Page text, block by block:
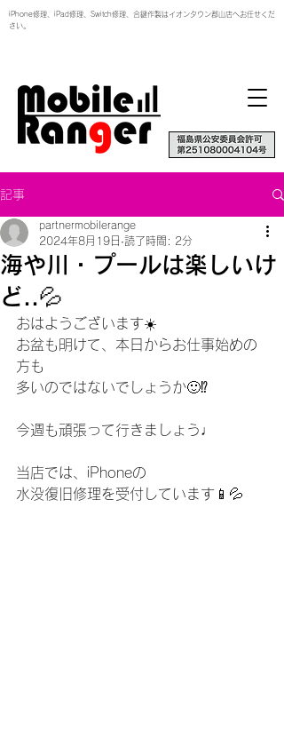
iPhone修理、iPad修理、Switch修理、合鍵作製はイオンタウン郡山店へお任せくだ
さい。
記事
海や川・プールは楽しいけ
ど..💦
partnermobilerange
2024年8月19日 読了時間: 2分
おはようございます☀️
お盆も明けて、本日からお仕事始めの
方も
多いのではないでしょうか🙂⁉️
今週も頑張って行きましょう♩
当店では、iPhoneの
水没復旧修理を受付しています📱💦